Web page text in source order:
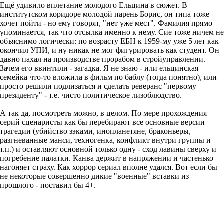
Ещё удивило вплетание молодого Ельцина в сюжет. В
институтском коридоре молодой парень Борис, он типа тоже
хочет пойти - но ему говорят, "нет уже мест". Фамилия прямо
упоминается, так что отсылка именно к нему. Сие тоже ничем не
объяснимо логически: по возрасту ЕБН к 1959-му уже 5 лет как
окончил УПИ, и ну никак не мог фигурировать как студент. Он
давно пахал на производстве прорабом в стройуправлении.
Зачем его ввинтили - загадка. Я не знаю - или ельцинская
семейка что-то вложила в фильм по баблу (тогда понятно), или
просто решили подлизаться и сделать реверанс "первому
президенту" - т.е. чисто политическое лизоблюдство.
А так да, посмотреть можно, в целом. По мере прохождения
серий сценаристы как бы перебирают все основные версии
трагедии (убийство зэками, инопланетяне, браконьеры,
разгневанные манси, техногенка, конфликт внутри группы и
т.п.) и оставляют основной только одну - сход лавины сверху и
погребение палатки. Канва держит в напряжении и частенько
нагоняет страху. Как хоррор сериал вполне удался. Вот если бы
не некоторые совершенно дикие "военные" вставки из
прошлого - поставил бы 4+.